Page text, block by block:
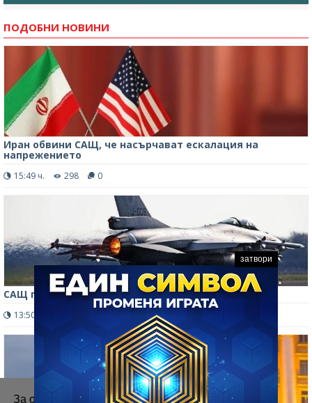
За осигуряване на правилното
ПОДОБНИ НОВИНИ
Иран обвини САЩ, че насърчават ескалация на
напрежението
15:49 ч. 298 0
САЩ пращат още изтребители в Близкия изток
13:50 ч. 0
затвори